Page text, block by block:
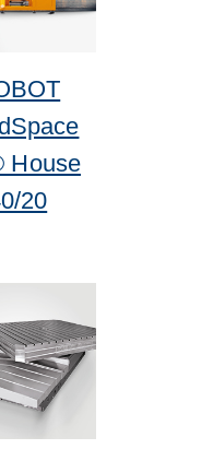
House
20